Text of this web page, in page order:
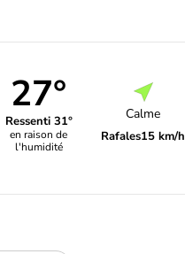
27°
Ressenti 31°
en raison de
l'humidité
Calme
Rafales15 km/h